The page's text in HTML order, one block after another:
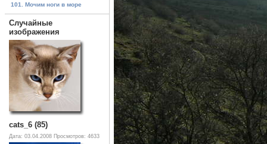
101. Мочим ноги в море
Случайные
изображения
cats_6 (85)
Дата: 03.04.2008 Просмотров: 4633